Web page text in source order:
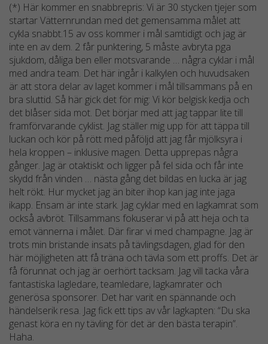
(*) Här kommer en snabbrepris: Vi är 30 stycken tjejer som
startar Vätternrundan med det gemensamma målet att
cykla snabbt.15 av oss kommer i mål samtidigt och jag är
inte en av dem. 2 får punktering, 5 måste avbryta pga
sjukdom, dåliga ben eller motsvarande … några cyklar i mål
med andra team. Det här ingår i kalkylen och huvudsaken
är att stora delar av laget kommer i mål tillsammans på en
bra sluttid. Så här gick det för mig: Vi kör belgisk kedja och
det blåser sida mot. Det börjar med att jag tappar lite till
framförvarande cyklist. Jag ställer mig upp för att täppa till
luckan och kör på rött med påföljd att jag får mjölksyra i
hela kroppen – inklusive magen. Detta upprepas några
gånger. Jag är otaktiskt och ligger på fel sida och får inte
skydd från vinden … nästa gång det bildas en lucka är jag
helt rökt. Hur mycket jag än biter ihop kan jag inte jaga
ikapp. Ensam är inte stark. Jag cyklar med en lagkamrat som
också avbröt. Tillsammans fokuserar vi på att heja och ta
emot vännerna i målet. Där firar vi med champagne. Jag är
trots min bristande insats på tävlingsdagen, glad för den
här möjligheten att få träna och tävla som ett proffs. Det är
få förunnat och jag är oerhört tacksam. Jag vill tacka våra
fantastiska lagledare, teamledare, lagkamrater och
generösa sponsorer. Det har varit en spännande och
händelserik resa. Jag fick ett tips av vår lagkapten: “Du ska
genast köra en ny tävling för det är den bästa terapin”.
Haha.